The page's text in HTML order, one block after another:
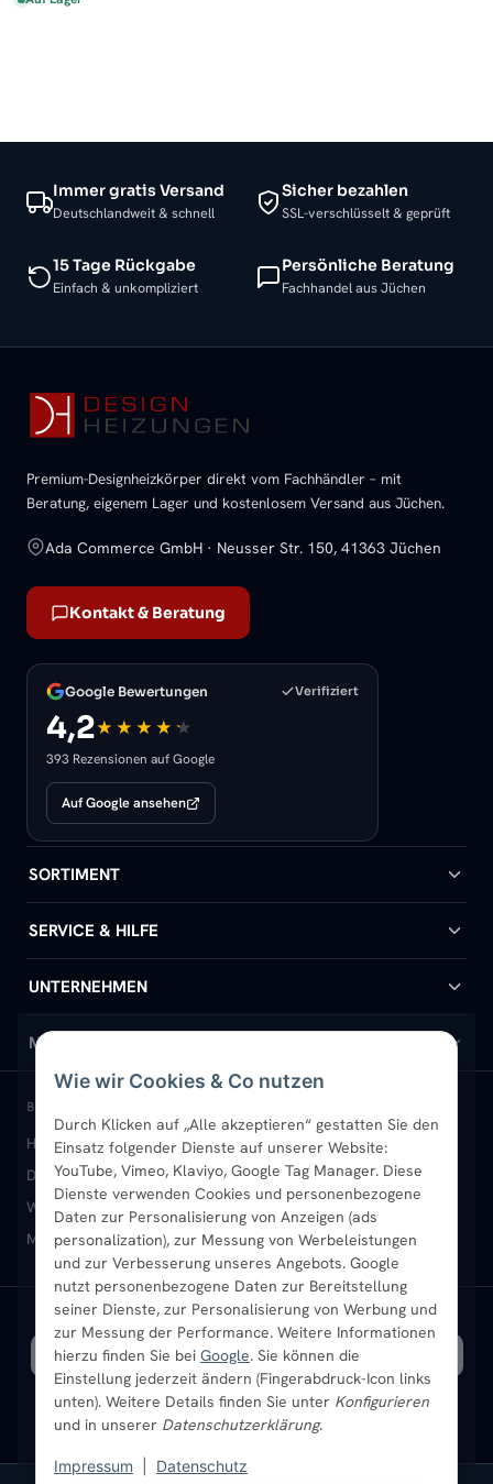
Wie wir Cookies & Co nutzen
Durch Klicken auf „Alle akzeptieren“ gestatten Sie den
Einsatz folgender Dienste auf unserer Website:
YouTube, Vimeo, Klaviyo, Google Tag Manager. Diese
Dienste verwenden Cookies und personenbezogene
Daten zur Personalisierung von Anzeigen (ads
personalization), zur Messung von Werbeleistungen
und zur Verbesserung unseres Angebots. Google
nutzt personenbezogene Daten zur Bereitstellung
seiner Dienste, zur Personalisierung von Werbung und
zur Messung der Performance. Weitere Informationen
hierzu finden Sie bei Google. Sie können die
Einstellung jederzeit ändern (Fingerabdruck-Icon links
unten). Weitere Details finden Sie unter Konfigurieren
und in unserer Datenschutzerklärung.
Impressum Datenschutz
Immer gratis Versand
Deutschlandweit & schnell
Sicher bezahlen
SSL-verschlüsselt & geprüft
15 Tage Rückgabe
Einfach & unkompliziert
Persönliche Beratung
Fachhandel aus Jüchen
Premium-Designheizkörper direkt vom Fachhändler – mit
Beratung, eigenem Lager und kostenlosem Versand aus Jüchen.
Ada Commerce GmbH · Neusser Str. 150, 41363 Jüchen
Kontakt & Beratung
Google Bewertungen Verifiziert
4,2
393 Rezensionen auf Google
Auf Google ansehen
SORTIMENT
Badheizkörper
Handtuchheizkörper
Design-Heizkörper
Paneelheizkörper
Vertikal-Heizkörper
Heizkörper-Zubehör
SERVICE & HILFE
Hilfe & Kontakt
Versand & Lieferung
Rückgabe & Widerruf
Garantie & Gewährleistung
Montageservice vor Ort
Sendung verfolgen
UNTERNEHMEN
Wir über uns
Standort & Abholung Jüchen
B2B-Kunden
Karriere
Ratgeber
Bestpreisgarantie
MEIN KONTO
Anmelden / Mein Konto
Merkliste
Newsletter
Aktuelle Angebote
BELIEBTE KATEGORIEN
Heizkörper kaufenBadheizkörperHandtuchheizkörper
Design-HeizkörperPaneelheizkörperVertikal-Heizkörper
Wandheizkörper Wohnraum-Heizkörper Badheizkörper Schwarz
Mischbetrieb-HeizkörperHeizkörper-ZubehörAktuelle Angebote
SICHERE ZAHLUNG VERSAND MIT